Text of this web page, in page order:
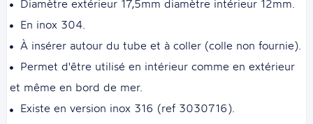
Diamètre extérieur 17,5mm diamètre intérieur 12mm.
En inox 304.
À insérer autour du tube et à coller (colle non fournie).
Permet d'être utilisé en intérieur comme en extérieur
et même en bord de mer.
Existe en version inox 316 (ref 3030716).